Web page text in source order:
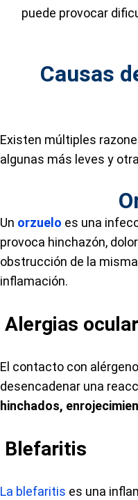
puede provocar
Causas
Existen múltiples
algunas más leves y
Un orzuelo es una
provoca hinchazón,
obstrucción de la
inflamación.
Alergias
El contacto con
desencadenar una
hinchados,
Blefaritis
La blefaritis es una